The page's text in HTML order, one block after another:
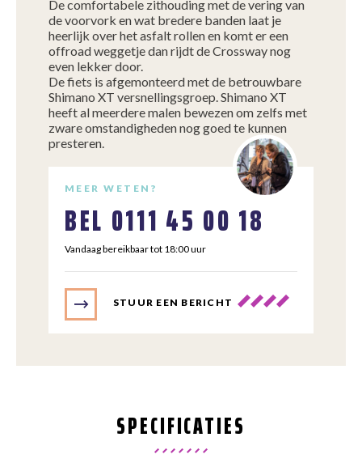
De comfortabele zithouding met de vering van
de voorvork en wat bredere banden laat je
heerlijk over het asfalt rollen en komt er een
offroad weggetje dan rijdt de Crossway nog
even lekker door.
De fiets is afgemonteerd met de betrouwbare
Shimano XT versnellingsgroep. Shimano XT
heeft al meerdere malen bewezen om zelfs met
zware omstandigheden nog goed te kunnen
presteren.
MEER WETEN?
BEL 0111 45 00 18
Vandaag bereikbaar tot 18:00 uur
STUUR EEN BERICHT
SPECIFICATIES